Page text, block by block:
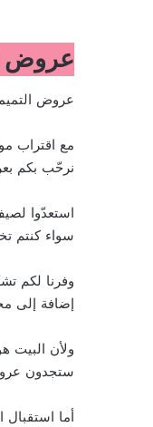
عروض التميمي
عروض التميمي الرياض
مع اقتراب
نرحّب بكم
استعدّوا
سواء كنتم
وفرنا لكم
إضافة إلى
ولأن البيت
ستجدون
أما